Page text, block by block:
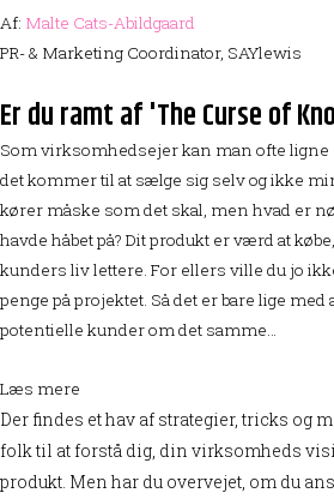
Af: Malte Cats-Abildgaard
PR- & Marketing Coordinator, SAYlewis
Er du ramt af 'The Curse of
Som virksomhedsejer kan man ofte ligne
det kommer til at sælge sig selv og ikke
kører måske som det skal, men hvad er
havde håbet på? Dit produkt er værd at
kunders liv lettere. For ellers ville du jo
penge på projektet. Så det er bare lige
potentielle kunder om det samme…
Læs mere
Der findes et hav af strategier, tricks og
folk til at forstå dig, din virksomheds
produkt. Men har du overvejet, om du